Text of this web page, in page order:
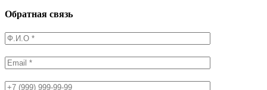
Обратная связь